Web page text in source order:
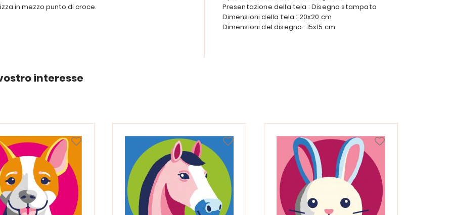
in mezzo punto di croce.
Presentazione della tela : Disegno stampato
Dimensioni della tela : 20x20 cm
Dimensioni del disegno : 15x15 cm
interesse